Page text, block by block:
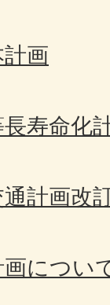
画
寿命化
計画改
につい